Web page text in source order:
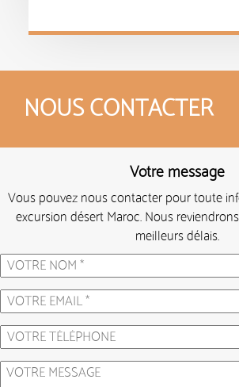
NOUS CONTACTER
Votre message
Vous pouvez nous contacter pour toute
excursion désert Maroc. Nous
meilleurs délais.